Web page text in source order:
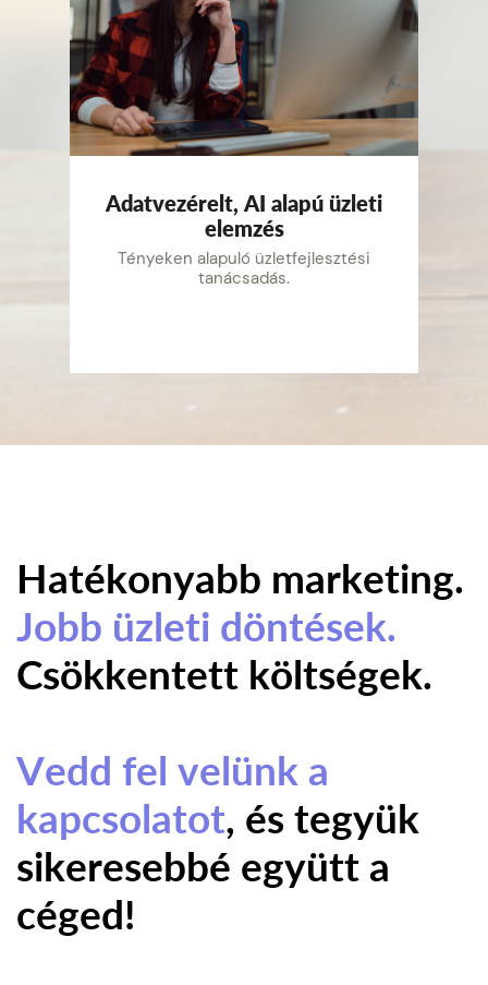
Adatvezérelt, AI alapú üzleti
elemzés
Tényeken alapuló üzletfejlesztési
tanácsadás.
Hatékonyabb marketing.
Jobb üzleti döntések.
Csökkentett költségek.
Vedd fel velünk a
kapcsolatot, és tegyük
sikeresebbé együtt a
céged!